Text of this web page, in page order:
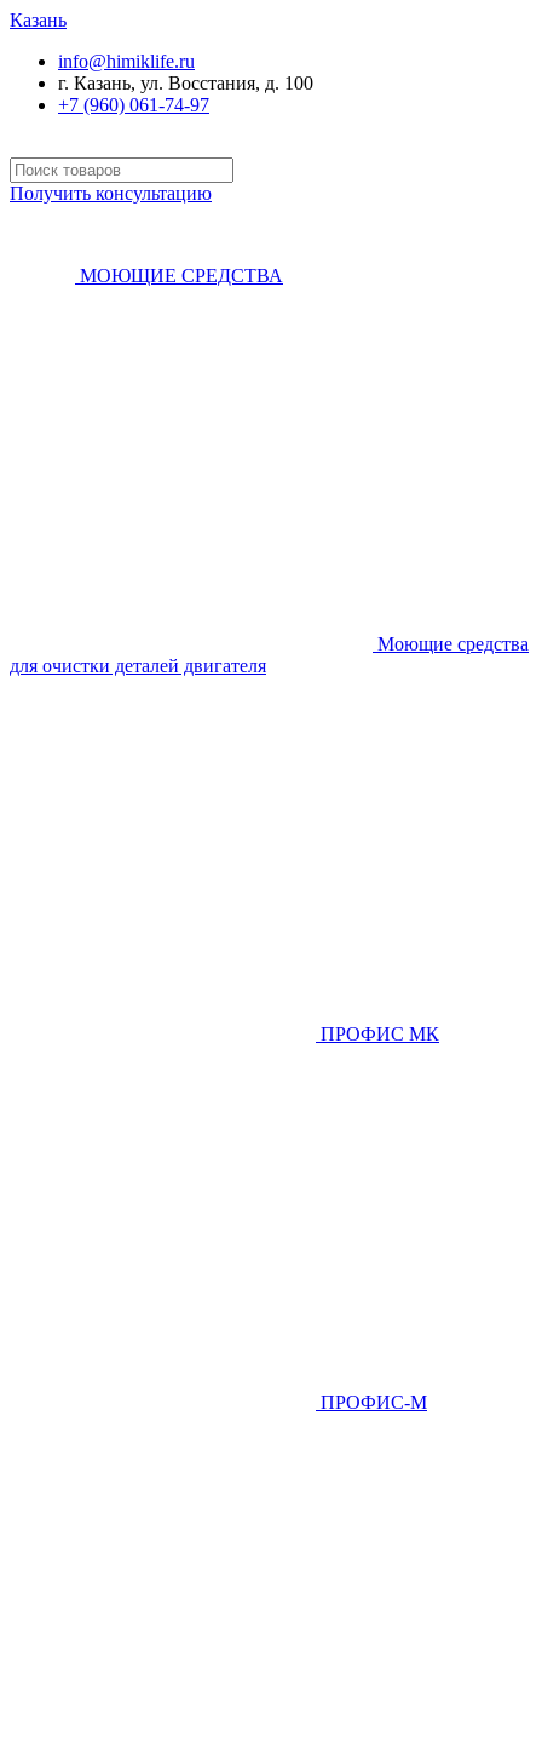
Казань
info@himiklife.ru
г. Казань, ул. Восстания, д. 100
+7 (960) 061-74-97
Получить консультацию
МОЮЩИЕ СРЕДСТВА
Моющие средства
для очистки деталей двигателя
ПРОФИС МК
ПРОФИС-М